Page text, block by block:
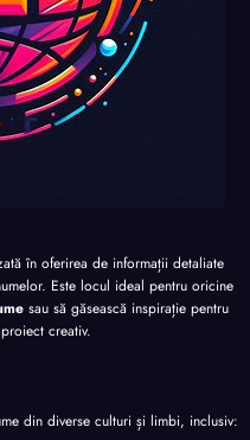
în oferirea de informații detaliate
Este locul ideal pentru oricine
sau să găsească inspirație pentru
creativ.
din diverse culturi și limbi, inclusiv: